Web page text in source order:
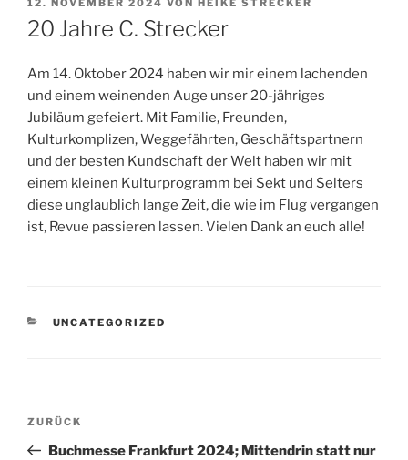
AM
12. NOVEMBER 2024 VON HEIKE STRECKER
20 Jahre C. Strecker
Am 14. Oktober 2024 haben wir mir einem lachenden
und einem weinenden Auge unser 20-jähriges
Jubiläum gefeiert. Mit Familie, Freunden,
Kulturkomplizen, Weggefährten, Geschäftspartnern
und der besten Kundschaft der Welt haben wir mit
einem kleinen Kulturprogramm bei Sekt und Selters
diese unglaublich lange Zeit, die wie im Flug vergangen
ist, Revue passieren lassen. Vielen Dank an euch alle!
KATEGORIEN
UNCATEGORIZED
Beitragsnavigation
Vorheriger
Beitrag
ZURÜCK
Buchmesse Frankfurt 2024; Mittendrin statt nur